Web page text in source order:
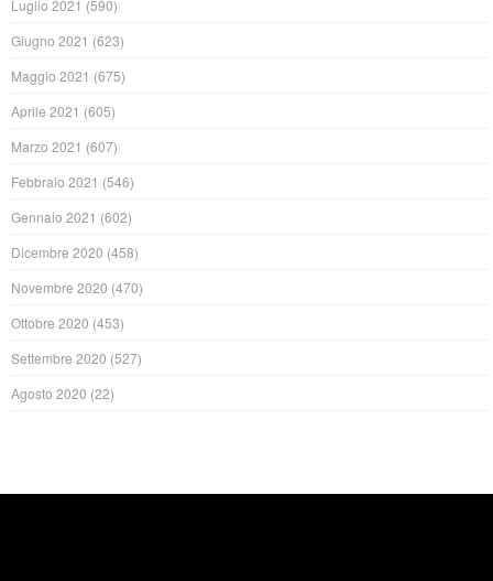
Luglio 2021 (590)
Giugno 2021 (623)
Maggio 2021 (675)
Aprile 2021 (605)
Marzo 2021 (607)
Febbraio 2021 (546)
Gennaio 2021 (602)
Dicembre 2020 (458)
Novembre 2020 (470)
Ottobre 2020 (453)
Settembre 2020 (527)
Agosto 2020 (22)